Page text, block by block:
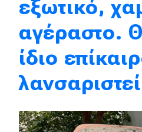
Formula 1
WRC
Motorsport
Eco
εξωτικό,
αγέραστο.
ίδιο